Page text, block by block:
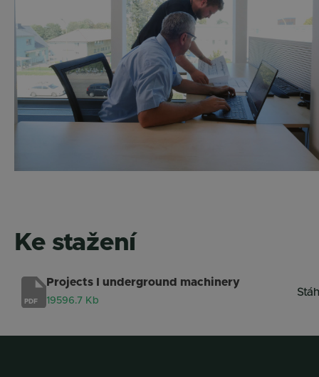
Ke stažení
PDF
Projects I underground machinery
19596.7 Kb